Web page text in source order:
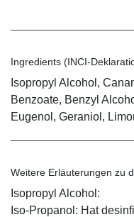
Ingredients (INCI-
Isopropyl Alcohol,
Benzoate, Benzyl
Eugenol, Geraniol,
Weitere Erläuterungen zu
Isopropyl Alcohol:
Iso-Propanol: Hat